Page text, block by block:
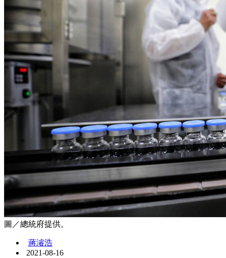
圖／總統府提供。
蔣濬浩
2021-08-16